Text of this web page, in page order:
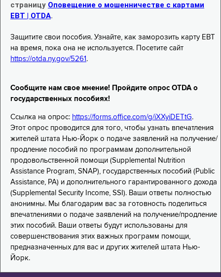
страницу Оповещение о мошенничестве с картами
EBT | OTDA.
Защитите свои пособия. Узнайте, как заморозить карту EBT
на время, пока она не используется. Посетите сайт
https://otda.ny.gov/5261 .
Сообщите нам свое мнение! Пройдите опрос OTDA о
государственных пособиях!
Ссылка на опрос: https://forms.office.com/g/iXXyiDETtG.
Этот опрос проводится для того, чтобы узнать впечатления
жителей штата Нью-Йорк о подаче заявлений на получение/
продление пособий по программам дополнительной
продовольственной помощи (Supplemental Nutrition
Assistance Program, SNAP), государственных пособий (Public
Assistance, PA) и дополнительного гарантированного дохода
(Supplemental Security Income, SSI). Ваши ответы полностью
анонимны. Мы благодарим вас за готовность поделиться
впечатлениями о подаче заявлений на получение/продление
этих пособий. Ваши ответы будут использованы для
совершенствования этих важных программ помощи,
предназначенных для вас и других жителей штата Нью-
Йорк.